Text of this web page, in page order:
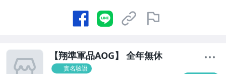
【翔準軍品AOG】 全年無休
實名驗證